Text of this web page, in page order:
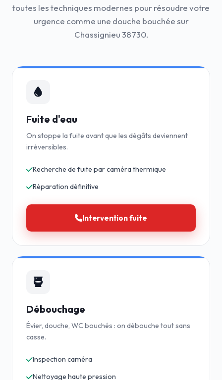
toutes les techniques modernes pour résoudre votre
urgence comme une douche bouchée sur
Chassignieu 38730.
Fuite d'eau
On stoppe la fuite avant que les dégâts deviennent
irréversibles.
Recherche de fuite par caméra thermique
Réparation définitive
Intervention fuite
Débouchage
Évier, douche, WC bouchés : on débouche tout sans
casse.
Inspection caméra
Nettoyage haute pression